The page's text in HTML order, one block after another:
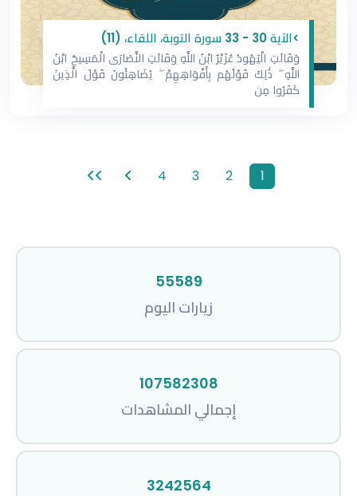
>الآية 30 - 33 سورة التوبة، اللقاء، (11)
وَقَالَتِ الْيَهُودُ عُزَيْرٌ ابْنُ اللَّهِ وَقَالَتِ النَّصَارَى الْمَسِيحُ ابْنُ
اللَّهِ ۖ ذَٰلِكَ قَوْلُهُم بِأَفْوَاهِهِمْ ۖ يُضَاهِئُونَ قَوْلَ الَّذِينَ
كَفَرُوا مِن
1
2
3
4
55589
زيارات اليوم
107582308
إجمالي المشاهدات
3242564